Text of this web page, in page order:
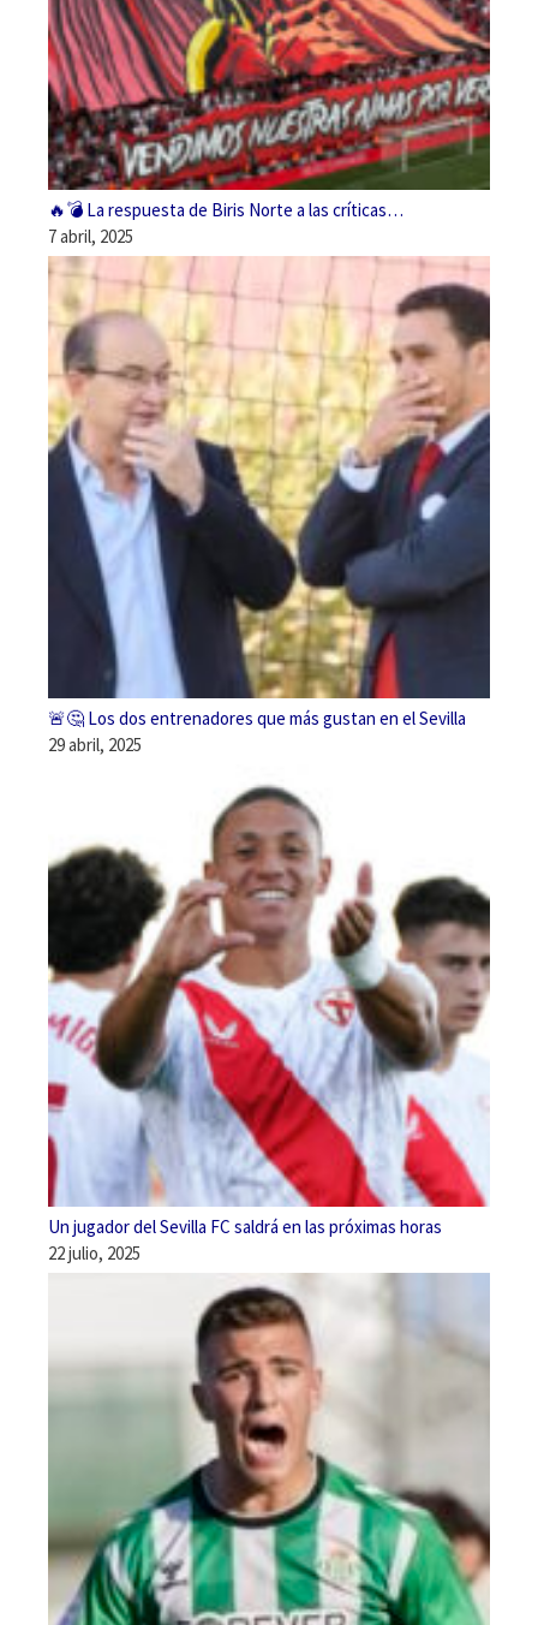
🔥💣 La respuesta de Biris Norte a las críticas…
7 abril, 2025
🚨🤔 Los dos entrenadores que más gustan en el Sevilla
29 abril, 2025
Un jugador del Sevilla FC saldrá en las próximas horas
22 julio, 2025